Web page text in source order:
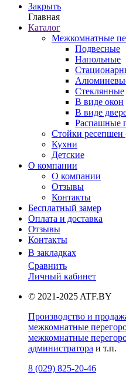
Закрыть
Главная
Каталог
Межкомнатные
Подвесные
Напольные
Стеклянные
В виде окон
В виде
Распашные
Стойки ресепшен
Кухни
Детские
О компании
О компании
Отзывы
Контакты
Бесплатный замер
Оплата и доставка
Отзывы
Контакты
В закладках
Сравнить
Личный кабинет
© 2021-2025 ATF.BY
Производство и
межкомнатные
межкомнатные
администратора и т.п.
8 (029) 825-20-46